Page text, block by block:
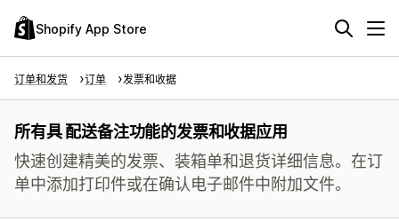
Shopify App Store
订单和发货 订单 发票和收据
所有具 配送备注功能的发票和收据应用
快速创建精美的发票、装箱单和退货详细信息。在订
单中添加打印件或在确认电子邮件中附加文件。